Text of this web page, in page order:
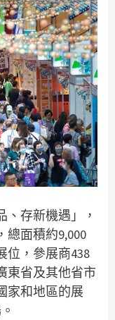
存新機遇」，
總面積約9,000
位，參展商438
東省及其他省市
家和地區的展